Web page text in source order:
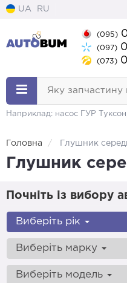
UA RU
(095)
(097)
(073)
Яку запчастину
Наприклад: насос ГУР
Головна Глушник
Глушник
Почніть із вибору
Виберіть рік
Виберіть марку
Виберіть модель